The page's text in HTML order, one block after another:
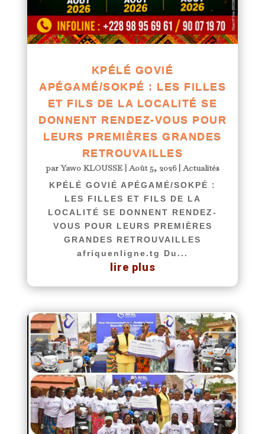
KPÉLÉ GOVIÉ
APÉGAMÉ/SOKPÉ : LES FILLES
ET FILS DE LA LOCALITÉ SE
DONNENT RENDEZ-VOUS POUR
LEURS PREMIÈRES GRANDES
RETROUVAILLES
parYawo KLOUSSE|Août 5, 2026|Actualités
KPÉLÉ GOVIÉ APÉGAMÉ/SOKPÉ :
LES FILLES ET FILS DE LA
LOCALITÉ SE DONNENT RENDEZ-
VOUS POUR LEURS PREMIÈRES
GRANDES RETROUVAILLES
afriquenligne.tg Du...
lire plus